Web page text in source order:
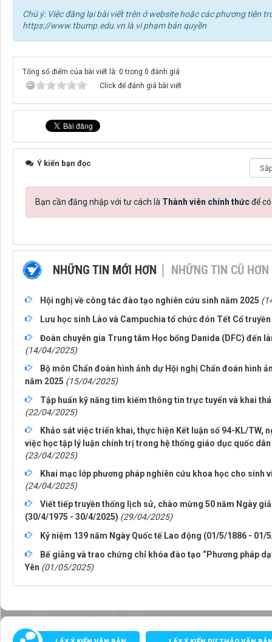
Chú ý: Việc đăng lại bài viết trên ở website hoặc các phương tiện
https://www.tbump.edu.vn là vi phạm bản quyền
Tổng số điểm của bài viết là: 0 trong 0 đánh giá
Click để đánh giá bài viết
Ý kiến bạn đọc
Bạn cần đăng nhập với tư cách là Thành viên chính thứcđể
NHỮNG TIN MỚI HƠN NHỮNG TIN CŨ HƠN
Hội nghị về công tác đào tạo nghiên cứu sinh năm 2025
Lưu học sinh Lào và Campuchia tổ chức đón Tết Cổ
Đoàn chuyên gia Trung tâm Học bổng Danida (DFC) đến
(14/04/2025)
Bộ môn Chẩn đoàn hình ảnh dự Hội nghị Chẩn đoán hình
năm 2025 (15/04/2025)
Tập huấn kỹ năng tìm kiếm thông tin trực tuyến và khai
(22/04/2025)
Khảo sát việc triển khai, thực hiện Kết luận số 94-KL/TW,
việc học tập lý luận chính trị trong hệ thống giáo dục quốc
(23/04/2025)
Khai mạc lớp phương pháp nghiên cứu khoa học cho sinh
(24/04/2025)
Viết tiếp truyền thống lịch sử, chào mừng 50 năm Ngày
(30/4/1975 - 30/4/2025) (29/04/2025)
Kỷ niệm 139 năm Ngày Quốc tế Lao động (01/5/1886 - 01/
Bế giảng và trao chứng chỉ khóa đào tạo “Phương pháp
Yên (01/05/2025)